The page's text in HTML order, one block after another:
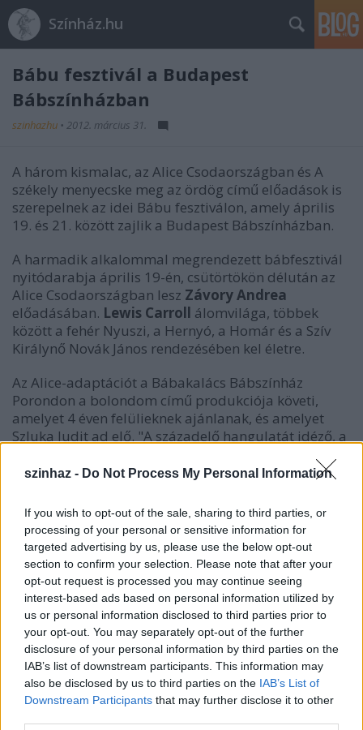
szinhaz - Do Not Process My Personal Information
If you wish to opt-out of the sale, sharing to third parties, or
processing of your personal or sensitive information for
targeted advertising by us, please use the below opt-out
section to confirm your selection. Please note that after your
opt-out request is processed you may continue seeing
interest-based ads based on personal information utilized by
us or personal information disclosed to third parties prior to
your opt-out. You may separately opt-out of the further
disclosure of your personal information by third parties on the
IAB’s list of downstream participants. This information may
also be disclosed by us to third parties on the IAB’s List of
Downstream Participants that may further disclose it to other
Színház.hu
Bábu fesztivál a Budapest
Bábszínházban
szinhazhu • 2012. március 31.
A három kismalac, az Alice Csodaországban és A
székely menyecske meg az ördög című előadások is
szerepelnek az idei Bábu fesztiválon, amely április
19. és 21. között zajlik a Budapest Bábszínházban.
A harmadik alkalommal megrendezett bábfesztivál
nyitódarabja április 19-én, csütörtökön délután az
Alice Csodaországban lesz Závory Andrea
előadásában. Lewis Carroll álomvilága, többek
között a fehér Nyuszi, a Hernyó, a Homár és a Szív
Királynő Novák János rendezésében kel életre.
Az Alice-adaptációt a Bábakalács Bábszínház
Porondon a bolondom című produkciója követi,
amelyet 4 éven felülieknek ajánlanak, és amelyet
Szluka Judit ad elő. "A századelő hangulatát idéző, a
ötvöző előadásban a báb és mozgatója együtt,
bábozási technikát" - írják a Budapest Bábszínház
MTI-hez eljuttatott ajánlójában.
EsteLénárt Andráskelti életre a légies Balerinát, a
fürge Bohócot és a kecses Hableányt a Stop című
előadásban, majd a Con Anima című darabban egy
magányos lélek útkeresését jeleníti meg. Április 20-
án, pénteken délelőtt A három kismalac történetét
mutatja be a Ziránó Színház ésVarga Péterdrótos
marionettbábok segítségével és üde zenei kísérettel.
Az érdeklődők 15 órától Dus Polett előadásában
tekinthetik meg az Esőkirály és a szépséges
Jázminvirág című mesét, amely szerelemi történet és